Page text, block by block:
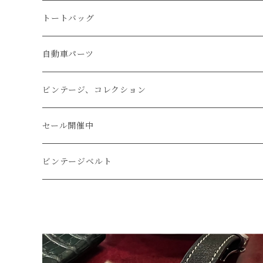
マネークリップ
腕時計
キーホルダー
キーケース
レザーウォッチ
文字盤Mサイズ（φ33mm）
文字盤Sサイズ（φ26mm）
レザーウォレット
ロング
ショート
タバコケース
カードケース
ウォレットロープ
パイソン
リザード
エレファント
ガルーシャ（エイ）
アリゲーター
コードバン
ハンドステッチ（手縫い）仕立て
ミシンステッチ仕立て
トートバッグ
自動車パーツ
ステアリング
シフトノブ
ビンテージ、コレクション
ウッドキーホルダー
ZIPPO/ジッポー・ライター
セール開催中
ビンテージベルト